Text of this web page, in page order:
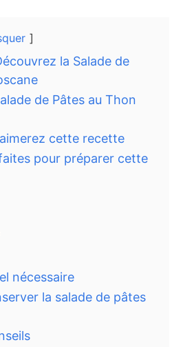
la Salade de
de Pâtes au Thon
cette recette
pour préparer cette
nécessaire
la salade de pâtes